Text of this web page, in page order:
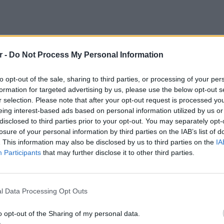
- Do Not Process My Personal Information
opt-out of the sale, sharing to third parties, or processing of your
for targeted advertising by us, please use the below opt-out
selection. Please note that after your opt-out request is processed
interest-based ads based on personal information utilized by us
to third parties prior to your opt-out. You may separately
of your personal information by third parties on the IAB’s list of
This information may also be disclosed by us to third parties on the
Participants that may further disclose it to other third parties.
Data Processing Opt Outs
opt-out of the Sharing of my personal data.
5
περισσότερα από όσα υπολόγιζαν όταν
επειδή πήγαμε μέσω ενός νόμιμου,
εξήγησε. «Και δεν θα το συνιστούσα ποτέ
past the place to see if the van’s
#rentalcrisisaustralia
σπιτιού, εξήγησε ότι αισθάνθηκε